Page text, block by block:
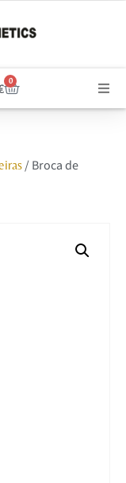
0
/ Broca de